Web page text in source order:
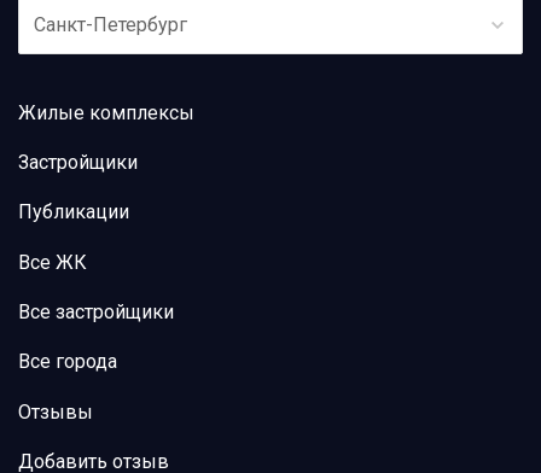
Санкт-Петербург
Жилые комплексы
Застройщики
Публикации
Все ЖК
Все застройщики
Все города
Отзывы
Добавить отзыв